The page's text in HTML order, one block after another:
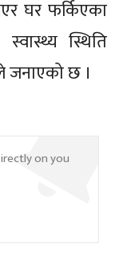
घर फर्किएका
स्थिति
जनाएको छ ।
on you